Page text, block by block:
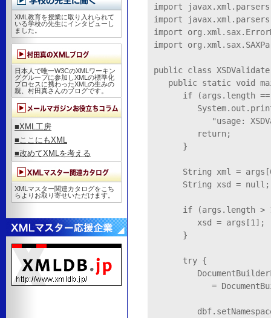
import
import
import
import
public class
public static void
if (args.length ==
"usage:
return;
}
String xml =
String xsd = null;
if (args.length >
xsd = args[1];
}
try {
=
XML教育を授業に取り入れられて
いる学校の先生にインタビューし
ました。
日本人で唯一W3CのXMLワーキン
ググループに参加しXMLの標準化
プロセスに携わったXMLの生みの
親、村田真さんのブログです。
■XML工房
■ここにもXML
■改めてXMLを考える
XMLマスター関連カタログをこち
らよりお取り寄せいただけます。